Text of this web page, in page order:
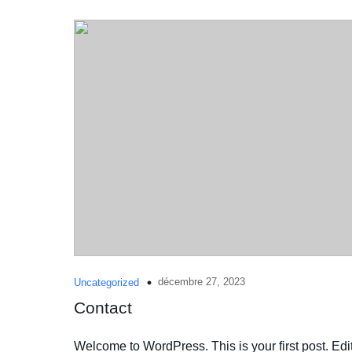
Uncategorized décembre 27, 2023
Contact
Welcome to WordPress. This is your first post.